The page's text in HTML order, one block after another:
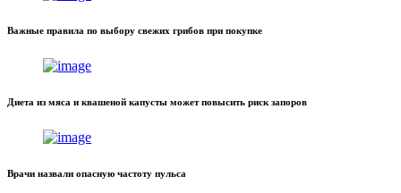
Важные правила по выбору свежих грибов при покупке
Диета из мяса и квашеной капусты может повысить риск запоров
Врачи назвали опасную частоту пульса